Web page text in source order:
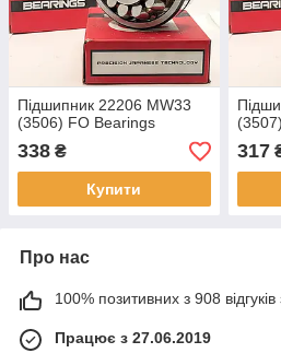
Підшипник 22206 MW33
(3506) FO Bearings
338 ₴
Купити
317
Про нас
100% позитивних з 908 відгуків
Працює з 27.06.2019